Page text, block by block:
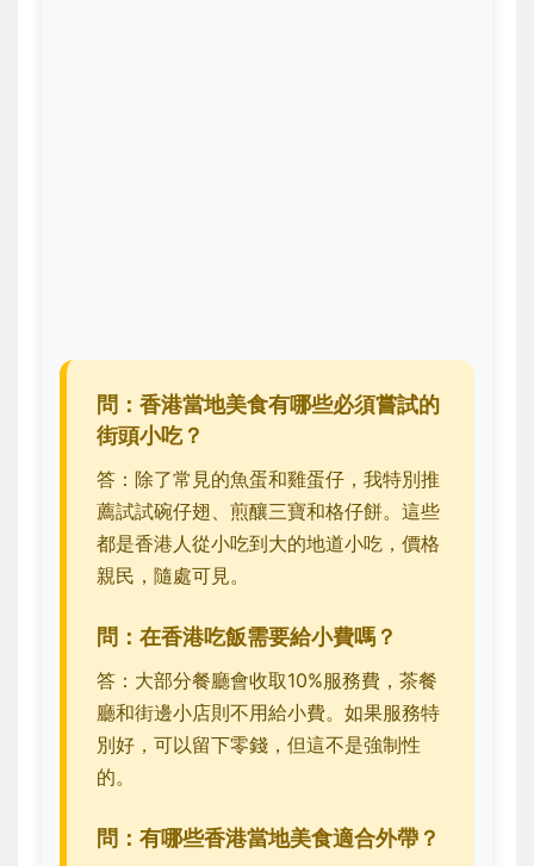
問：香港當地美食有哪些必須嘗試的
街頭小吃？
答：除了常見的魚蛋和雞蛋仔，我特別推
薦試試碗仔翅、煎釀三寶和格仔餅。這些
都是香港人從小吃到大的地道小吃，價格
親民，隨處可見。
問：在香港吃飯需要給小費嗎？
答：大部分餐廳會收取10%服務費，茶餐
廳和街邊小店則不用給小費。如果服務特
別好，可以留下零錢，但這不是強制性
的。
問：有哪些香港當地美食適合外帶？